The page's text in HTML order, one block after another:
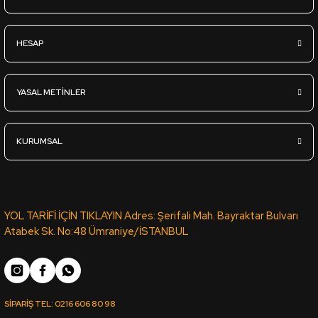
YT-98D VİZON LATTE KOTON VİZON PVC ROMA KENAR
1.840,54TL
HESAP
YASAL METİNLER
KURUMSAL
YOL TARİFİ İÇİN TIKLAYIN Adres: Şerifali Mah. Bayraktar Bulvarı
Atabek Sk. No:48 Ümraniye/İSTANBUL
SİPARİŞ TEL:0216 606 80 98